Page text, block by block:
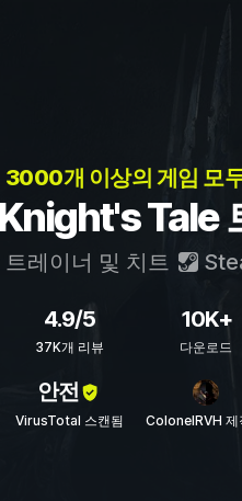
3000개 이상의 게임 모
Tale
트레이너 및 치트
4.9/5
37K개 리뷰
10K+
다운로드
안전
VirusTotal 스캔됨 ColonelRVH